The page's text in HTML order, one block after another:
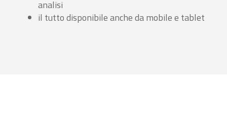
analisi
il tutto disponibile anche da mobile e tablet